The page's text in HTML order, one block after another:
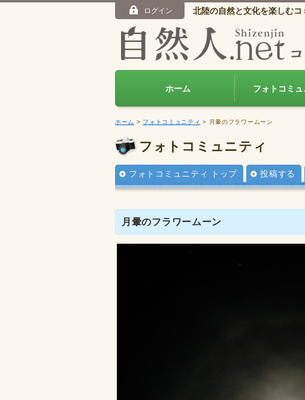
ログイン 北陸の自然と文化を楽しむコ
ホーム フォトコミュ
ホーム > フォトコミュニティ > 月暈のフラワームーン
フォトコミュニティ
フォトコミュニティ トップ 投稿する
月暈のフラワームーン